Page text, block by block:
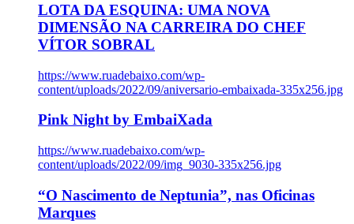
LOTA DA ESQUINA: UMA NOVA
DIMENSÃO NA CARREIRA DO CHEF
VÍTOR SOBRAL
https://www.ruadebaixo.com/wp-
content/uploads/2022/09/aniversario-embaixada-335x256.jpg
Pink Night by EmbaiXada
https://www.ruadebaixo.com/wp-
content/uploads/2022/09/img_9030-335x256.jpg
“O Nascimento de Neptunia”, nas Oficinas
Marques